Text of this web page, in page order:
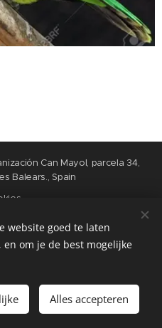
de winkelwagen
Can Mayol, parcela 34,
Balears., Spain
Español Français
website goed te laten
om je de best mogelijke
Alles accepteren